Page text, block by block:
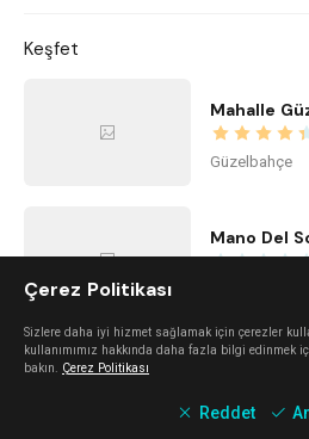
Keşfet
Mahalle
Güzelbahçe
Mano Del
Urla
Çerez Politikası
Sizlere daha iyi hizmet sağlamak için çerezler
kullanımımız hakkında daha fazla bilgi edinmek
bakın. Çerez Politikası
Reddet